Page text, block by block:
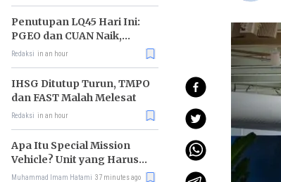
Penutupan LQ45 Hari Ini:
PGEO dan CUAN Naik,
MBMA Turun
Redaksi in an hour
IHSG Ditutup Turun, TMPO
dan FAST Malah Melesat
Redaksi in an hour
Apa Itu Special Mission
Vehicle? Unit yang Harus
Bereskan Utang Whoosh
Muhammad Imam Hatami 37 minutes ago